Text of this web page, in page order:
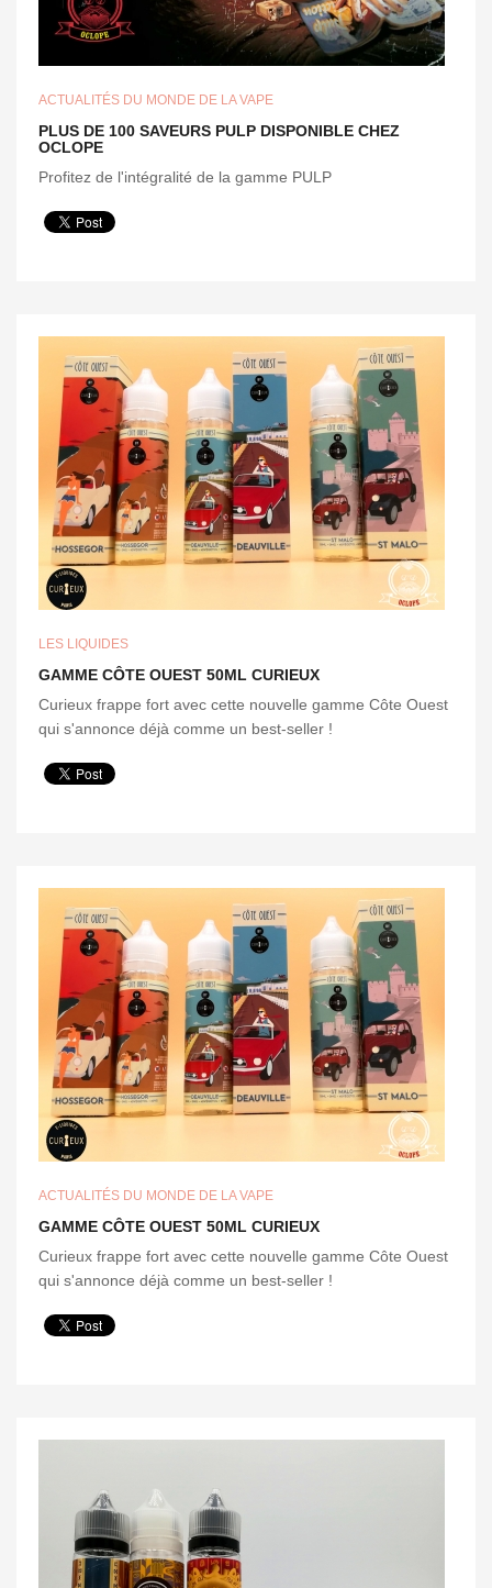
ACTUALITÉS DU MONDE DE LA VAPE
PLUS DE 100 SAVEURS PULP DISPONIBLE CHEZ
OCLOPE
Profitez de l'intégralité de la gamme PULP
LES LIQUIDES
GAMME CÔTE OUEST 50ML CURIEUX
Curieux frappe fort avec cette nouvelle gamme Côte Ouest
qui s'annonce déjà comme un best-seller !
ACTUALITÉS DU MONDE DE LA VAPE
GAMME CÔTE OUEST 50ML CURIEUX
Curieux frappe fort avec cette nouvelle gamme Côte Ouest
qui s'annonce déjà comme un best-seller !